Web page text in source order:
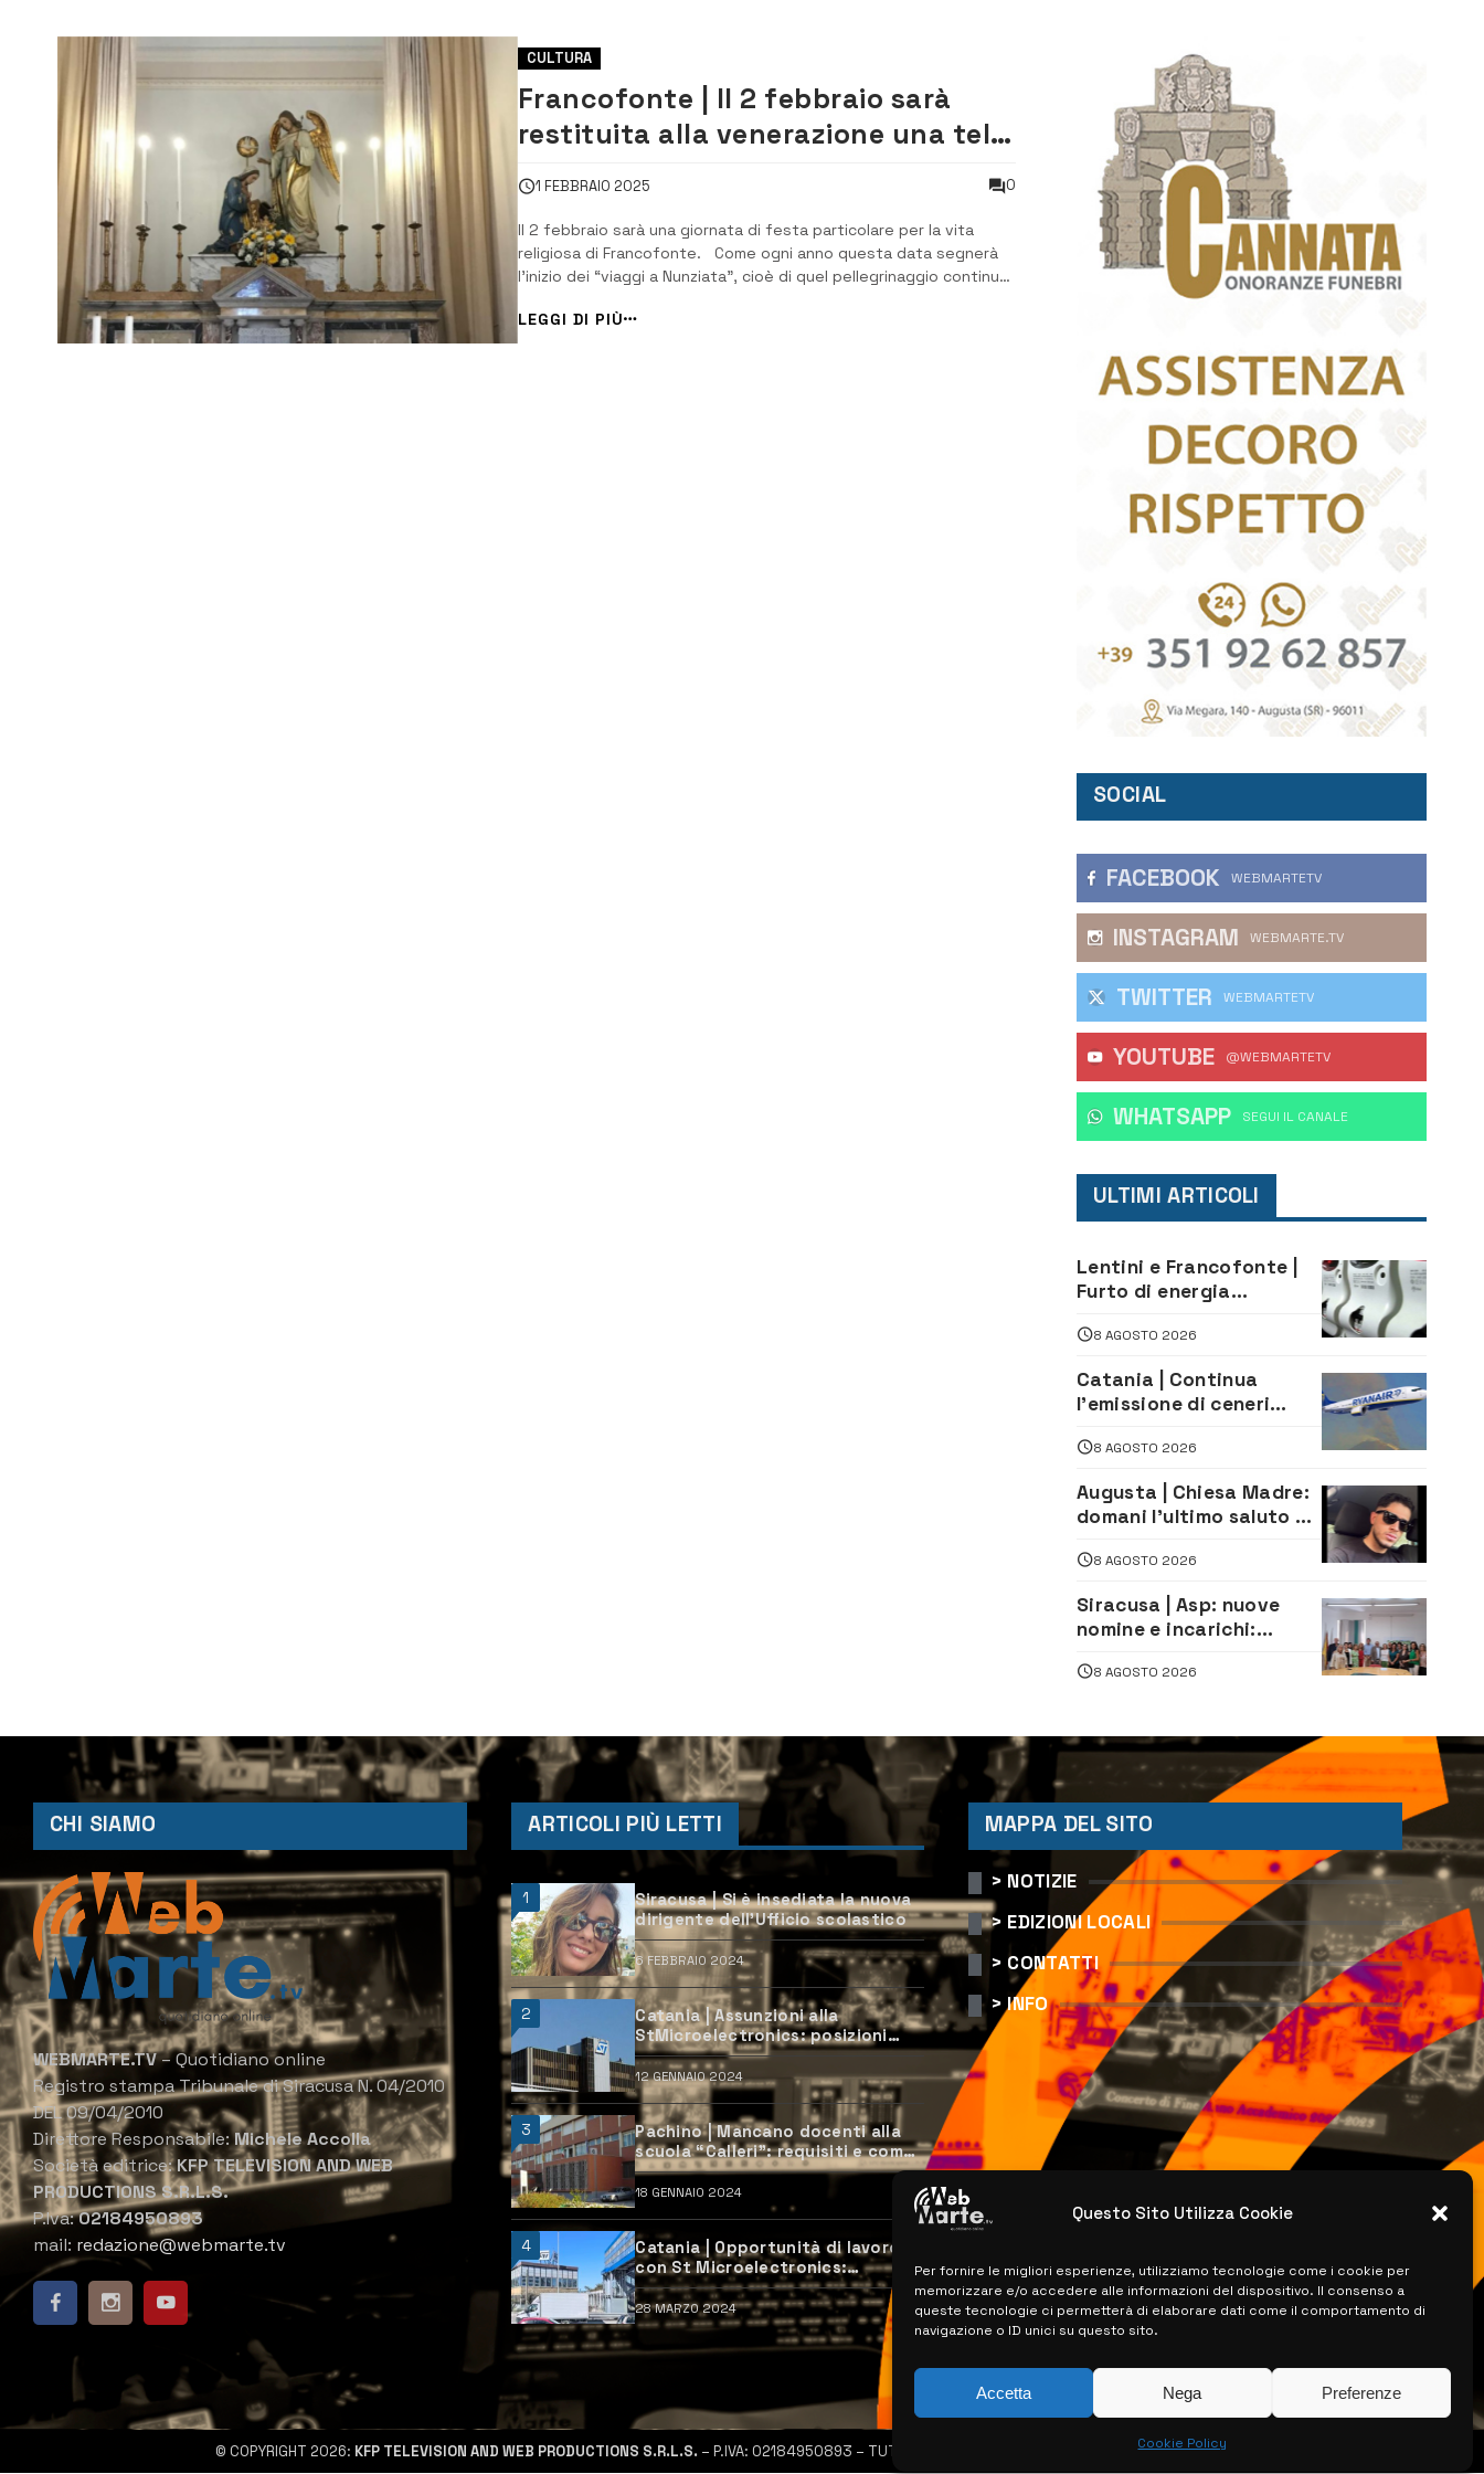
Questo Sito Utilizza Cookie
Per fornire le migliori esperienze, utilizziamo tecnologie come i cookie per
memorizzare e/o accedere alle informazioni del dispositivo. Il consenso a
queste tecnologie ci permetterà di elaborare dati come il comportamento di
navigazione o ID unici su questo sito.
Accetta Nega Preferenze
Cookie Policy
CULTURA
Francofonte | Il 2 febbraio sarà
restituita alla venerazione una tela
raffigurante l’Annunciazione
1 FEBBRAIO 2025 0
Il 2 febbraio sarà una giornata di festa particolare per la vita
religiosa di Francofonte. Come ogni anno questa data segnerà
l’inizio dei “viaggi a Nunziata”, cioè di quel pellegrinaggio continuo
giorno, di qualsiasi età, recarsi al Santuario per pres...
LEGGI DI PIÙ
SOCIAL
FACEBOOK WEBMARTETV
INSTAGRAM WEBMARTE.TV
TWITTER WEBMARTETV
YOUTUBE @WEBMARTETV
WHATSAPP ‎SEGUI IL CANALE
ULTIMI ARTICOLI
Lentini e Francofonte |
Furto di energia
persone
8 AGOSTO 2026
Catania | Continua
l’emissione di ceneri
attività all’aeroporto di
Fontanarossa
8 AGOSTO 2026
Augusta | Chiesa Madre:
domani l’ultimo saluto ad
morto in un incidente
8 AGOSTO 2026
Siracusa | Asp: nuove
nomine e incarichi:
di Sanità pubblica,
8 AGOSTO 2026
CHI SIAMO
WEBMARTE.TV– Quotidiano online
Registro stampa Tribunale di Siracusa N. 04/2010
DEL 09/04/2010
Direttore Responsabile:Michele Accolla
Società editrice:KFP TELEVISION AND WEB
PRODUCTIONS S.R.L.S.
P.Iva:02184950893
mail: redazione@webmarte.tv
ARTICOLI PIÙ LETTI
1
Siracusa | Si è insediata la nuova
dirigente dell’Ufficio scolastico
6 FEBBRAIO 2024
2
Catania | Assunzioni alla
StMicroelectronics: posizioni
aperte e come candidarsi
12 GENNAIO 2024
3
Pachino | Mancano docenti alla
scuola “Calleri”: requisiti e come
candidarsi
18 GENNAIO 2024
4
Catania | Opportunità di lavoro
con St Microelectronics:
centinaia di assunzioni previste
28 MARZO 2024
MAPPA DEL SITO
> NOTIZIE
> EDIZIONI LOCALI
> CONTATTI
> INFO
© COPYRIGHT 2026: KFP TELEVISION AND WEB PRODUCTIONS S.R.L.S. – P.IVA: 02184950893 – TUTTI I DIRITTI RISERVATI – CREATO DA LUIGI PITARI